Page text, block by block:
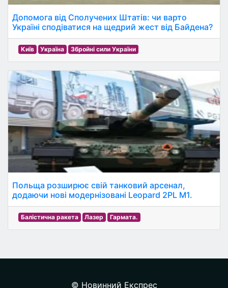
Допомога від Сполучених Штатів: чи варто
Україні сподіватися на щедрий жест від Байдена?
Київ Україна Збройні сили України
Польща розширює свій танковий арсенал,
додаючи нові модернізовані Leopard 2PL M1.
Балістична ракета Лазер Гармата.
© Новинний Експрес